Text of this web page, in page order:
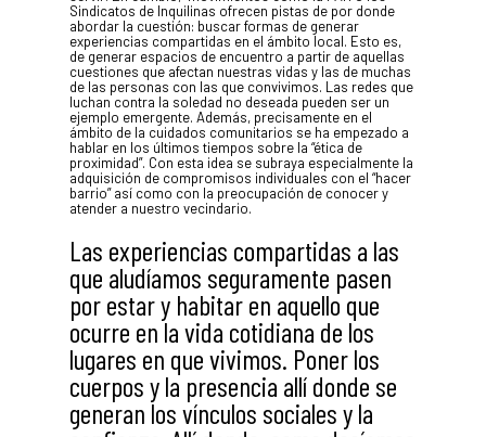
Sindicatos de Inquilinas ofrecen pistas de por donde
abordar la cuestión: buscar formas de generar
experiencias compartidas en el ámbito local. Esto es,
de generar espacios de encuentro a partir de aquellas
cuestiones que afectan nuestras vidas y las de muchas
de las personas con las que convivimos. Las redes que
luchan contra la soledad no deseada pueden ser un
ejemplo emergente. Además, precisamente en el
ámbito de la cuidados comunitarios se ha empezado a
hablar en los últimos tiempos sobre la “ética de
proximidad”. Con esta idea se subraya especialmente la
adquisición de compromisos individuales con el “hacer
barrio” así como con la preocupación de conocer y
atender a nuestro vecindario.
Las experiencias compartidas a las
que aludíamos seguramente pasen
por estar y habitar en aquello que
ocurre en la vida cotidiana de los
lugares en que vivimos. Poner los
cuerpos y la presencia allí donde se
generan los vínculos sociales y la